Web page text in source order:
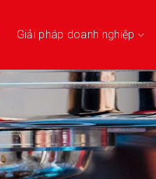
Giải pháp doanh nghiệp